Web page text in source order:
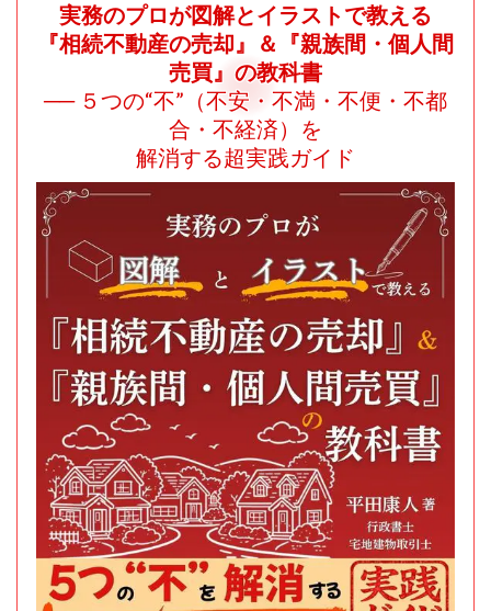
実務のプロが図解とイラストで教える
『相続不動産の売却』＆『親族間・個人間
売買』の教科書
── ５つの“不”（不安・不満・不便・不都
合・不経済）を
解消する超実践ガイド